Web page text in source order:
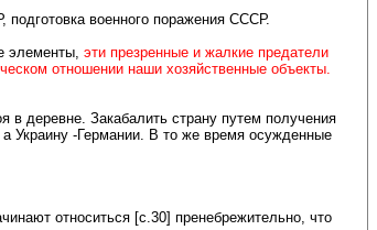
военного поражения СССР.
элементы, эти презренные и жалкие предатели
отношении наши хозяйственные объекты.
деревне. Закабалить страну путем получения
Украину -Германии. В то же время осужденные
относиться [c.30] пренебрежительно, что